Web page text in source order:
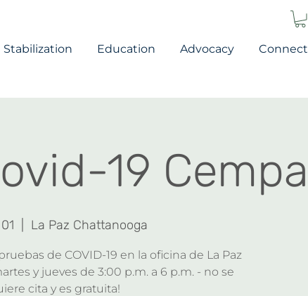
Stabilization Education Advocacy Connect
19 Cempa
La Paz Chattanooga
de COVID-19 en la oficina de La Paz
y jueves de 3:00 p.m. a 6 p.m. - no se
cita y es gratuita!